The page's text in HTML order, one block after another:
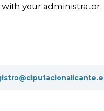
your administrator.